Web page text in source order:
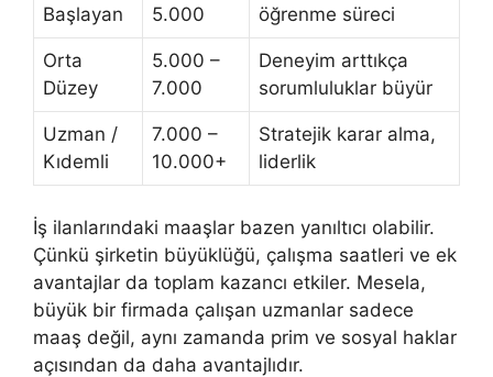
Başlayan
5.000
öğrenme süreci
Orta
Düzey
5.000 –
7.000
Deneyim arttıkça
sorumluluklar büyür
Uzman /
Kıdemli
7.000 –
10.000+
Stratejik karar alma,
liderlik
İş ilanlarındaki maaşlar bazen yanıltıcı olabilir.
Çünkü şirketin büyüklüğü, çalışma saatleri ve ek
avantajlar da toplam kazancı etkiler. Mesela,
büyük bir firmada çalışan uzmanlar sadece
maaş değil, aynı zamanda prim ve sosyal haklar
açısından da daha avantajlıdır.